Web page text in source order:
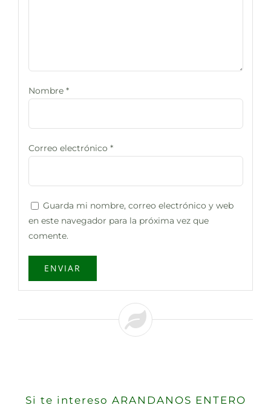
Nombre *
Correo electrónico *
Guarda mi nombre, correo electrónico y web
en este navegador para la próxima vez que
comente.
Si te intereso ARANDANOS ENTERO